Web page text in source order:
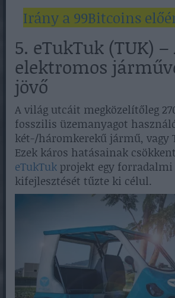
Irány a 99Bitcoins
5. eTukTuk (TUK) –
elektromos
jövő
A világ utcáit megközelítőleg
fosszilis üzemanyagot
két-/háromkerekű jármű, vagy
Ezek káros hatásainak
eTukTukprojekt egy
kifejlesztését tűzte ki célul.